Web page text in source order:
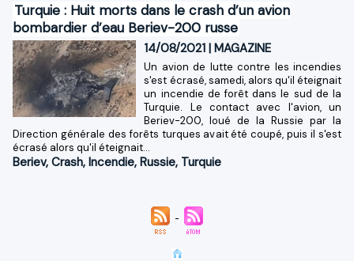
Turquie : Huit morts dans le crash d’un avion
bombardier d’eau Beriev-200 russe
14/08/2021 |MAGAZINE
Un avion de lutte contre les incendies
s'est écrasé, samedi, alors qu'il éteignait
un incendie de forêt dans le sud de la
Turquie. Le contact avec l'avion, un
Beriev-200, loué de la Russie par la
Direction générale des forêts turques avait été coupé, puis il s'est
écrasé alors qu'il éteignait...
Beriev, Crash, Incendie, Russie, Turquie